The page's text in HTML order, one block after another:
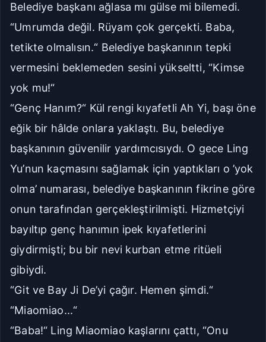
Belediye başkanı ağlasa mı gülse mi bilemedi.
“Umrumda değil. Rüyam çok gerçekti. Baba,
tetikte olmalısın.“ Belediye başkanının tepki
vermesini beklemeden sesini yükseltti, “Kimse
yok mu!“
“Genç Hanım?“ Kül rengi kıyafetli Ah Yi, başı öne
eğik bir hâlde onlara yaklaştı. Bu, belediye
başkanının güvenilir yardımcısıydı. O gece Ling
Yu’nun kaçmasını sağlamak için yaptıkları o ’yok
olma’ numarası, belediye başkanının fikrine göre
onun tarafından gerçekleştirilmişti. Hizmetçiyi
bayıltıp genç hanımın ipek kıyafetlerini
giydirmişti; bu bir nevi kurban etme ritüeli
gibiydi.
“Git ve Bay Ji De’yi çağır. Hemen şimdi.“
“Miaomiao...“
“Baba!“ Ling Miaomiao kaşlarını çattı, “Onu